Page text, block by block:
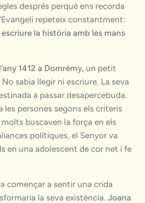
després perquè ens recorda
repeteix constantment:
la història amb les mans
1412 a Domrémy, un petit
sabia llegir ni escriure. La seva
a passar desapercebuda.
les persones segons els criteris
buscaven la força en els
polítiques, el Senyor va
en una adolescent de cor net i fe
començar a sentir una crida
la seva existència. Joana